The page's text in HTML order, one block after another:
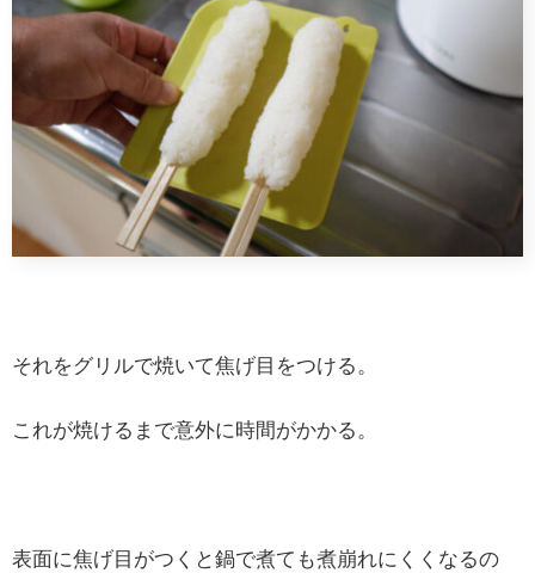
それをグリルで焼いて焦げ目をつける。
これが焼けるまで意外に時間がかかる。
表面に焦げ目がつくと鍋で煮ても煮崩れにくくなるの